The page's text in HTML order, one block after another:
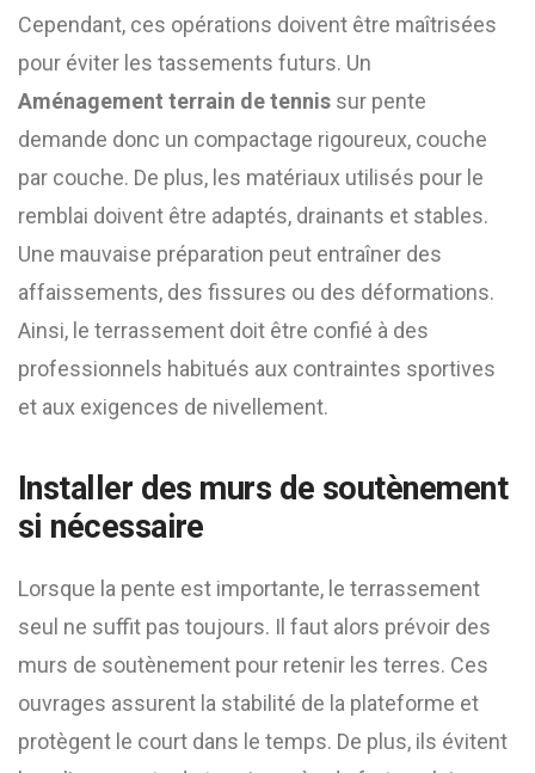
Cependant, ces opérations doivent être maîtrisées
pour éviter les tassements futurs. Un
Aménagement terrain de tennis sur pente
demande donc un compactage rigoureux, couche
par couche. De plus, les matériaux utilisés pour le
remblai doivent être adaptés, drainants et stables.
Une mauvaise préparation peut entraîner des
affaissements, des fissures ou des déformations.
Ainsi, le terrassement doit être confié à des
professionnels habitués aux contraintes sportives
et aux exigences de nivellement.
Installer des murs de soutènement
si nécessaire
Lorsque la pente est importante, le terrassement
seul ne suffit pas toujours. Il faut alors prévoir des
murs de soutènement pour retenir les terres. Ces
ouvrages assurent la stabilité de la plateforme et
protègent le court dans le temps. De plus, ils évitent